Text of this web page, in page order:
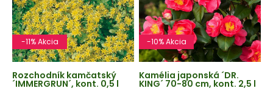
-11% Akcia
Rozchodník kamčatský
´IMMERGRUN´, kont. 0,5 l
-10% Akcia
Kamélia japonská ´DR.
KING´ 70-80 cm, kont. 2,5 l